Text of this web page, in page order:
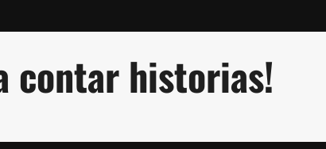
contar historias!